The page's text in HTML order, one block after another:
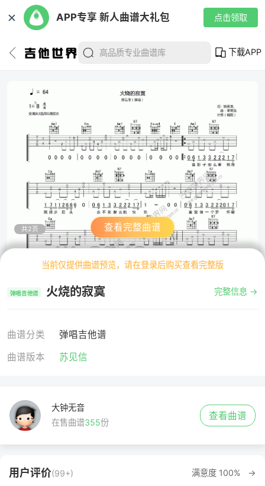
✕ APP专享 新人曲谱大礼包 点击领取
下载APP
共2页 查看完整曲谱
当前仅提供曲谱预览，请在登录后购买查看完整版
完整信息 →
弹唱吉他谱 火烧的寂寞
曲谱分类
弹唱吉他谱
曲谱版本
苏见信
大钟无音
在售曲谱355份
查看曲谱
满意度 100% →
用户评价(99+)